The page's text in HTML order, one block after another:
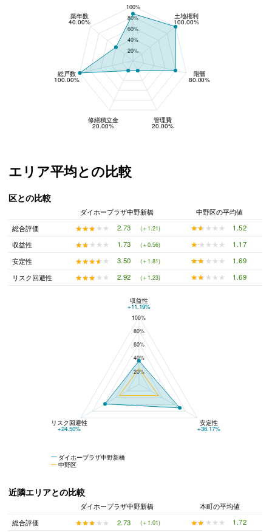
100%
築年数
40.00%
総戸数
100.00%
修繕積立金
20.00%
管理費
20.00%
階層
80.00%
土地権利
100.00%
80%
60%
40%
20%
エリア平均との比較
区との比較
ダイホープラザ中野新橋
中野区の平均値
総合評価
★★★★★
★★★★★ 2.73 (＋1.21) ★★★★★
★★★★★
1.52
収益性
★★★★★
★★★★★ 1.73 (＋0.56) ★★★★★
★★★★★
1.17
安定性
★★★★★
★★★★★ 3.50 (＋1.81) ★★★★★
★★★★★
1.69
リスク回避性
★★★★★
★★★★★ 2.92 (＋1.23) ★★★★★
★★★★★ 1.69
100%
80%
60%
40%
20%
収益性
+11.19%
ダイホープラザ中野新橋
中野区
リスク回避性
+24.50%
安定性
+36.17%
近隣エリアとの比較
ダイホープラザ中野新橋
本町の平均値
総合評価
★★★★★
★★★★★ 2.73 (＋1.01) ★★★★★
★★★★★
1.72